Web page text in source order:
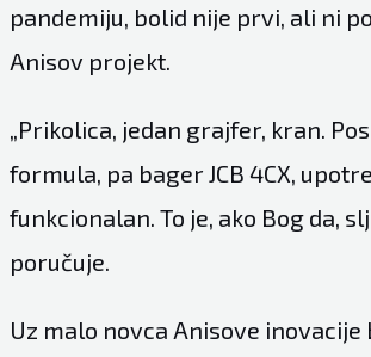
pandemiju, bolid nije prvi, ali ni
Anisov projekt.
„Prikolica, jedan grajfer, kran.
formula, pa bager JCB 4CX,
funkcionalan. To je, ako Bog da,
poručuje.
Uz malo novca Anisove